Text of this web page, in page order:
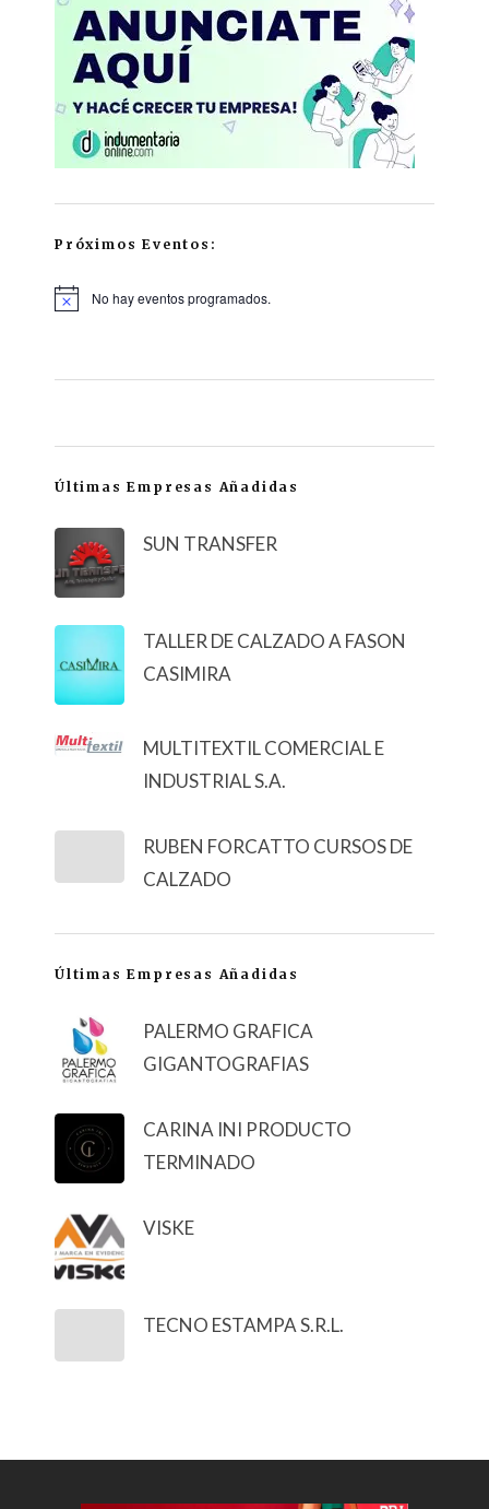
Próximos Eventos:
No hay eventos programados.
Últimas Empresas Añadidas
SUN TRANSFER
TALLER DE CALZADO A FASON
CASIMIRA
MULTITEXTIL COMERCIAL E
INDUSTRIAL S.A.
RUBEN FORCATTO CURSOS DE
CALZADO
Últimas Empresas Añadidas
PALERMO GRAFICA
GIGANTOGRAFIAS
CARINA INI PRODUCTO
TERMINADO
VISKE
TECNO ESTAMPA S.R.L.